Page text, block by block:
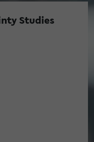
Studies